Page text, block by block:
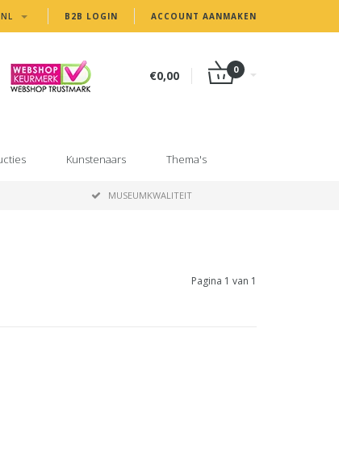
B2B LOGIN ACCOUNT AANMAKEN
NL
€0,00 0
Kunstenaars Thema's
MUSEUMKWALITEIT
Pagina 1 van 1